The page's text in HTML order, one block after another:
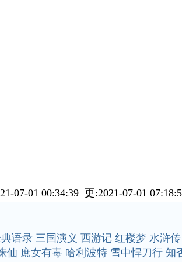
07-01 00:34:39 更:2021-07-01
语录 三国演义 西游记 红楼梦 水浒传
仙 庶女有毒 哈利波特 雪中悍刀行 知